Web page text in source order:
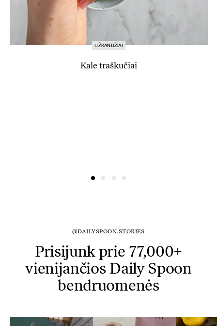
UŽKANDŽIAI
Kale traškučiai
@DAILYSPOON.STORIES
Prisijunk prie 77,000+
vienijančios Daily Spoon
bendruomenės